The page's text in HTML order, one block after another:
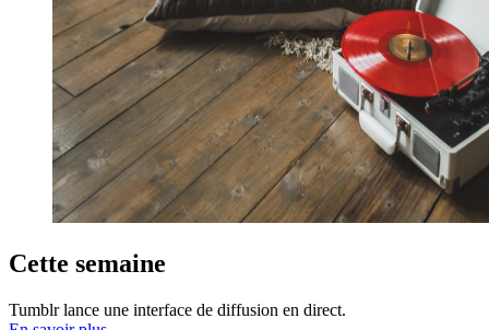
Cette semaine
Tumblr lance une interface de diffusion en direct.